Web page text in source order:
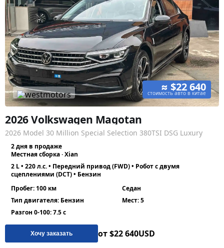
≈ $22 640
стоимость авто в китае
2026 Volkswagen Magotan
2026 Model 30 Million Special Selection 380TSI DSG Luxury
2 дня в продаже
Местная сборка · Xian
2 L • 220 л.с. • Передний привод (FWD) • Робот с двумя
сцеплениями (DCT) • Бензин
Пробег: 100 км
Седан
Тип двигателя: Бензин
Мест: 5
Разгон 0-100: 7.5 с
Хочу заказать от $22 640USD